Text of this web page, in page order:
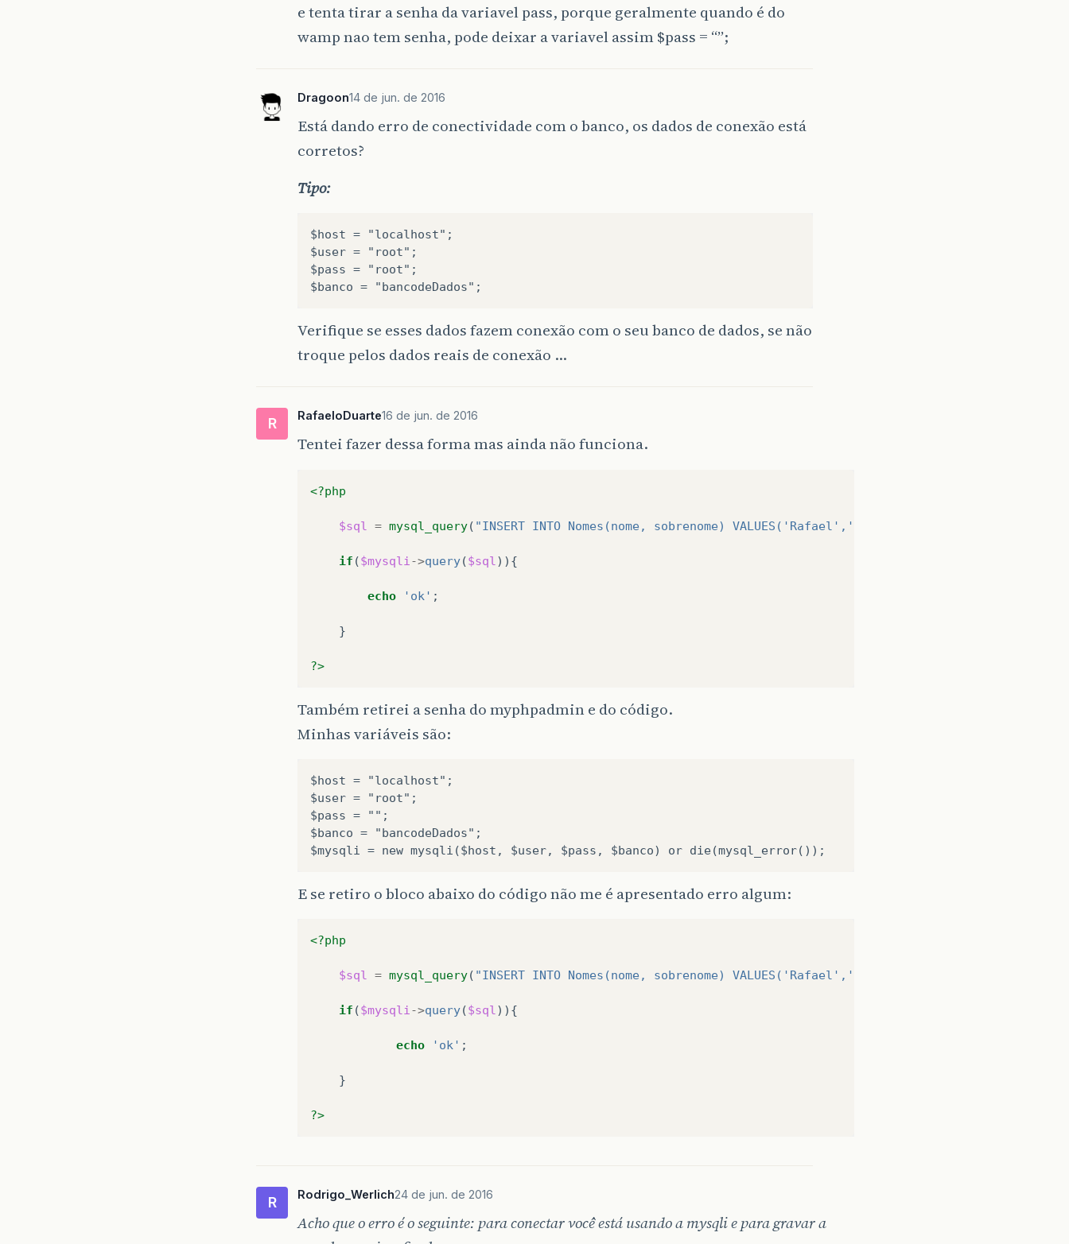
e tenta tirar a senha da variavel pass, porque geralmente quando é do
wamp nao tem senha, pode deixar a variavel assim $pass = “”;
Dragoon14 de jun. de 2016
Está dando erro de conectividade com o banco, os dados de conexão está
corretos?
Tipo:
$host = "localhost";
$user = "root";
$pass = "root";
$banco = "bancodeDados";
Verifique se esses dados fazem conexão com o seu banco de dados, se não
troque pelos dados reais de conexão …
R RafaeloDuarte16 de jun. de 2016
Tentei fazer dessa forma mas ainda não funciona.
<?php
$sql = mysql_query( "INSERT INTO Nomes(nome, sobrenome) VALUES('Rafael','Oliveira')"
if ($mysqli ->query($sql )){
echo 'ok' ;
}
?>
Também retirei a senha do myphpadmin e do código.
Minhas variáveis são:
$host = "localhost";
$user = "root";
$pass = "";
$banco = "bancodeDados";
$mysqli = new mysqli($host, $user, $pass, $banco) or die(mysql_error());
E se retiro o bloco abaixo do código não me é apresentado erro algum:
<?php
$sql = mysql_query( "INSERT INTO Nomes(nome, sobrenome) VALUES('Rafael','Oliveira')"
if ($mysqli ->query($sql )){
echo 'ok' ;
}
?>
R Rodrigo_Werlich24 de jun. de 2016
Acho que o erro é o seguinte: para conectar você está usando a mysqli e para gravar a